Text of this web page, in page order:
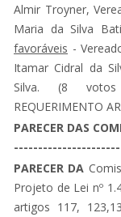
Almir Troyner,
Maria da Silva
favoráveis -
Itamar Cidral da
Silva. (8 votos
REQUERIMENTO
PARECER DAS
PARECER DA
Projeto de Lei nº
artigos 117,